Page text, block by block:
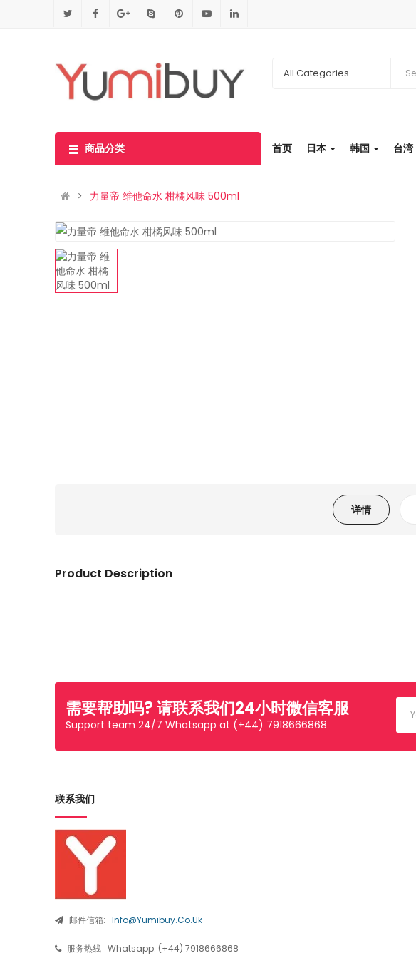
All Categories
商品分类 首页 日本 韩国 台湾
力量帝 维他命水 柑橘风味 500ml
详情
Product Description
需要帮助吗? 请联系我们24小时微信客服
Support team 24/7 Whatsapp at (+44) 7918666868
联系我们
邮件信箱: Info@yumibuy.co.uk
服务热线 Whatsapp: (+44) 7918666868